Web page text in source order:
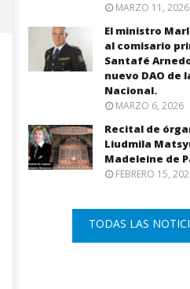
Coslada recuerda a las víctimas
del 11-M con una declaración
MARZO 11, 2026
El ministro
al comisario
Santafé
nuevo DAO de
Nacional.
MARZO 6, 2026
Recital de
Liudmila
Madeleine de
FEBRERO 15,
TODAS LAS